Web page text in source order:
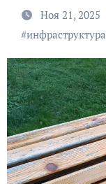
Ноя 21, 2025
#инфраструктура